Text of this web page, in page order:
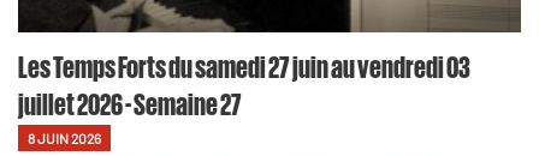
Les Temps Forts du samedi 27 juin au vendredi 03
juillet 2026 - Semaine 27
8 JUIN 2026